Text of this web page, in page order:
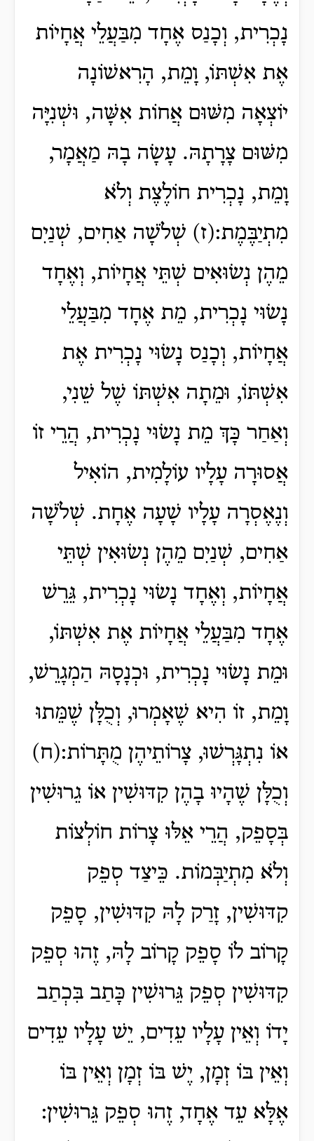
נָכְרִית, וְכָנַס אֶחָד מִבַּעֲלֵי אֲחָיוֹת
אֶת אִשְׁתּוֹ, וָמֵת, הָרִאשׁוֹנָה
יוֹצְאָה מִשּׁוּם אֲחוֹת אִשָּׁה, וּשְׁנִיָּה
מִשּׁוּם צָרָתָהּ. עָשָׂה בָהּ מַאֲמָר,
וָמֵת, נָכְרִית חוֹלֶצֶת וְלֹא
מִתְיַבֶּמֶת:(ז) שְׁלֹשָׁה אַחִים, שְׁנַיִם
מֵהֶן נְשׂוּאִים שְׁתֵּי אֲחָיוֹת, וְאֶחָד
נָשׂוּי נָכְרִית, מֵת אֶחָד מִבַּעֲלֵי
אֲחָיוֹת, וְכָנַס נָשׂוּי נָכְרִית אֶת
אִשְׁתּוֹ, וּמֵתָה אִשְׁתּוֹ שֶׁל שֵׁנִי,
וְאַחַר כָּךְ מֵת נָשׂוּי נָכְרִית, הֲרֵי זוֹ
אֲסוּרָה עָלָיו עוֹלָמִית, הוֹאִיל
וְנֶאֶסְרָה עָלָיו שָׁעָה אֶחָת. שְׁלֹשָׁה
אַחִים, שְׁנַיִם מֵהֶן נְשׂוּאִין שְׁתֵּי
אֲחָיוֹת, וְאֶחָד נָשׂוּי נָכְרִית, גֵּרֵשׁ
אֶחָד מִבַּעֲלֵי אֲחָיוֹת אֶת אִשְׁתּוֹ,
וּמֵת נָשׂוּי נָכְרִית, וּכְנָסָהּ הַמְגָרֵשׁ,
וָמֵת, זוֹ הִיא שֶׁאָמְרוּ, וְכֻלָּן שֶׁמֵּתוּ
אוֹ נִתְגָּרְשׁוּ, צָרוֹתֵיהֶן מֻתָּרוֹת:(ח)
וְכֻלָּן שֶׁהָיוּ בָהֶן קִדּוּשִׁין אוֹ גֵרוּשִׁין
בְּסָפֵק, הֲרֵי אֵלּוּ צָרוֹת חוֹלְצוֹת
וְלֹא מִתְיַבְּמוֹת. כֵּיצַד סְפֵק
קִדּוּשִׁין, זָרַק לָהּ קִדּוּשִׁין, סָפֵק
קָרוֹב לוֹ סָפֵק קָרוֹב לָהּ, זֶהוּ סְפֵק
קִדּוּשִׁין סְפֵק גֵּרוּשִׁין כָּתַב בִּכְתַב
יָדוֹ וְאֵין עָלָיו עֵדִים, יֵשׁ עָלָיו עֵדִים
וְאֵין בּוֹ זְמָן, יֶשׁ בּוֹ זְמָן וְאֵין בּוֹ
אֶלָּא עֵד אֶחָד, זֶהוּ סְפֵק גֵּרוּשִׁין: